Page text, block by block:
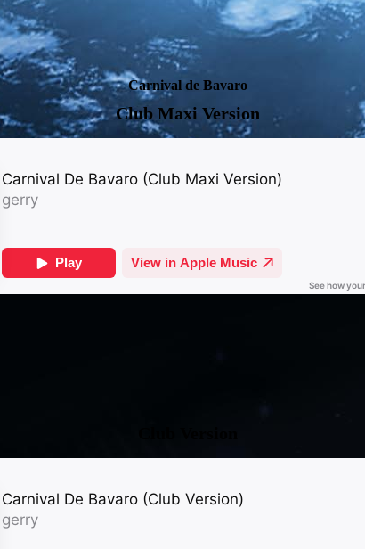
Carnival de Bavaro
Club Maxi Version